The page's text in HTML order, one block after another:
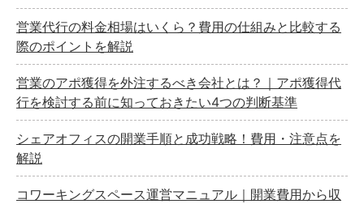
営業代行の料金相場はいくら？費用の仕組みと比較する
際のポイントを解説
営業のアポ獲得を外注するべき会社とは？｜アポ獲得代
行を検討する前に知っておきたい4つの判断基準
シェアオフィスの開業手順と成功戦略！費用・注意点を
解説
コワーキングスペース運営マニュアル｜開業費用から収